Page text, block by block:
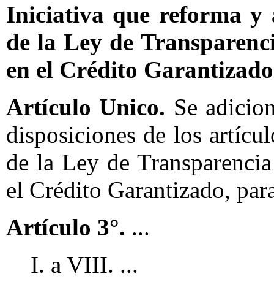
Iniciativa que reforma y
de la Ley de
en el Crédito Garantizado
Artículo Unico. Se
disposiciones de los
de la Ley de
el Crédito Garantizado,
Artículo 3°. ...
I. a VIII. ...